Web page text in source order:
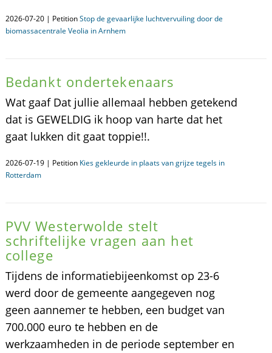
2026-07-20 | PetitionStop de gevaarlijke luchtvervuiling door de
biomassacentrale Veolia in Arnhem
Bedankt ondertekenaars
Wat gaaf Dat jullie allemaal hebben getekend
dat is GEWELDIG ik hoop van harte dat het
gaat lukken dit gaat toppie!!.
2026-07-19 | Petition Kies gekleurde in plaats van grijze tegels in
Rotterdam
PVV Westerwolde stelt
schriftelijke vragen aan het
college
Tijdens de informatiebijeenkomst op 23-6
werd door de gemeente aangegeven nog
geen aannemer te hebben, een budget van
700.000 euro te hebben en de
werkzaamheden in de periode september en